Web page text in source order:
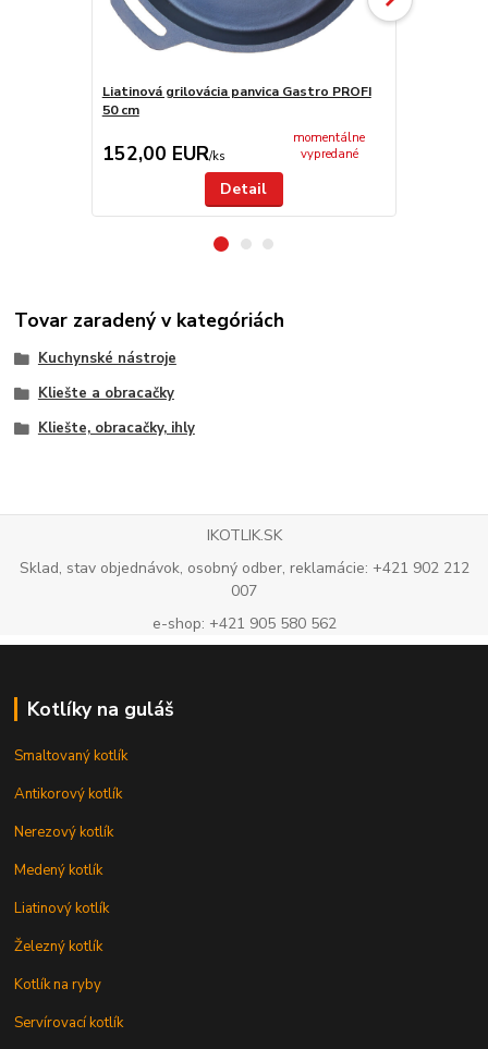
Liatinová grilovácia panvica Gastro PROFI
50 cm
152,00 EUR/ks
momentálne
vypredané
Detail
Tovar zaradený v kategóriách
Kuchynské nástroje
Kliešte a obracačky
Kliešte, obracačky, ihly
IKOTLIK.SK
Sklad, stav objednávok, osobný odber, reklamácie: +421 902 212
007
e-shop: +421 905 580 562
Kotlíky na guláš
Smaltovaný kotlík
Antikorový kotlík
Nerezový kotlík
Medený kotlík
Liatinový kotlík
Železný kotlík
Kotlík na ryby
Servírovací kotlík